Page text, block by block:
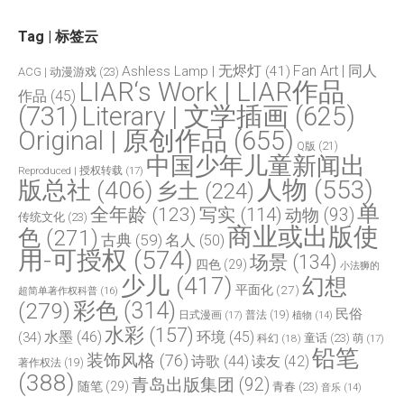
Tag | 标签云
ACG | 动漫游戏 (23) Ashless Lamp | 无烬灯 (41) Fan Art | 同人
作品 (45) LIAR‘s Work | LIAR作品
(731) Literary | 文学插画 (625)
Original | 原创作品 (655) Q版 (21)
Reproduced | 授权转载 (17) 中国少年儿童新闻出
版总社 (406) 乡土 (224) 人物 (553)
传统文化 (23) 全年龄 (123) 写实 (114) 动物 (93)单
色 (271) 古典 (59) 名人 (50) 商业或出版使
用-可授权 (574) 四色 (29) 场景 (134) 小法狮的
超简单著作权科普 (16) 少儿 (417) 平面化 (27) 幻想
(279) 彩色 (314) 日式漫画 (17) 普法 (19) 植物 (14) 民俗
(34) 水墨 (46) 水彩 (157) 环境 (45) 科幻 (18) 童话 (23) 萌 (17)
著作权法 (19) 装饰风格 (76) 诗歌 (44) 读友 (42) 铅笔
(388) 随笔 (29) 青岛出版集团 (92) 青春 (23) 音乐 (14)